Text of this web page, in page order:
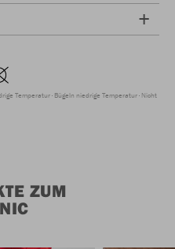
Temperatur Bügeln niedrige Temperatur Nicht
ZUM